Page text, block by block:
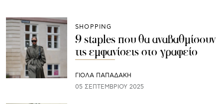
SHOPPING
9 staples που θα αναβαθμίσουν
τις εμφανίσεις στο γραφείο
ΓΙΌΛΑ ΠΑΠΑΔΆΚΗ
05 ΣΕΠΤΕΜΒΡΊΟΥ 2025